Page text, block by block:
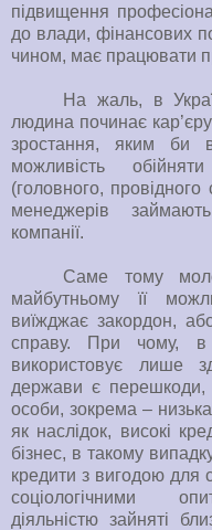
підвищення
до влади, фінансових
чином, має працювати
На жаль, в
людина починає
зростання, яким би
можливість
(головного,
менеджерів
компанії.
Саме тому
майбутньому її
виїжджає закордон,
справу. При чому, в
використовує лише
держави є перешкоди,
особи, зокрема –
як наслідок, високі
бізнес, в такому
кредити з вигодою для
соціологічними
діяльністю зайняті